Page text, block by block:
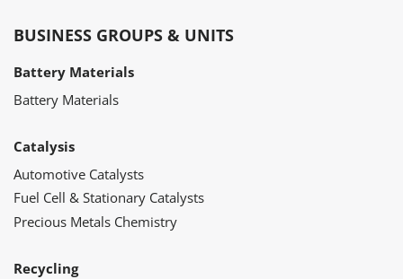
BUSINESS GROUPS & UNITS
Battery Materials
Battery Materials
Catalysis
Automotive Catalysts
Fuel Cell & Stationary Catalysts
Precious Metals Chemistry
Recycling